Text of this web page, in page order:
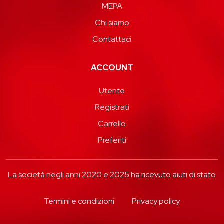
MEPA
Chi siamo
Contattaci
ACCOUNT
Utente
Registrati
Carrello
Preferiti
La società negli anni 2020 e 2025 ha ricevuto aiuti di stato
Termini e condizioni Privacy policy